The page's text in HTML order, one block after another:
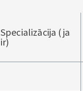
Specializācija (ja
ir)